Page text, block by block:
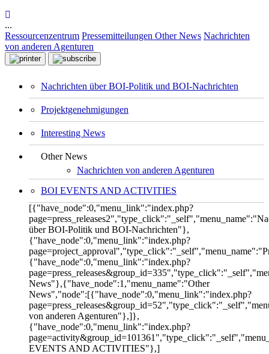
...
Ressourcenzentrum Pressemitteilungen Other News Nachrichten
von anderen Agenturen
Nachrichten über BOI-Politik und BOI-Nachrichten
Projektgenehmigungen
Interesting News
Other News
Nachrichten von anderen Agenturen
BOI EVENTS AND ACTIVITIES
[{"have_node":0,"menu_link":"index.php?
über BOI-Politik und BOI-Nachrichten"},
{"have_node":0,"menu_link":"index.php?
{"have_node":0,"menu_link":"index.php?
News"},{"have_node":1,"menu_name":"Other
News","node":[{"have_node":0,"menu_link":"index.php?
von anderen Agenturen"},]},
{"have_node":0,"menu_link":"index.php?
EVENTS AND ACTIVITIES"},]